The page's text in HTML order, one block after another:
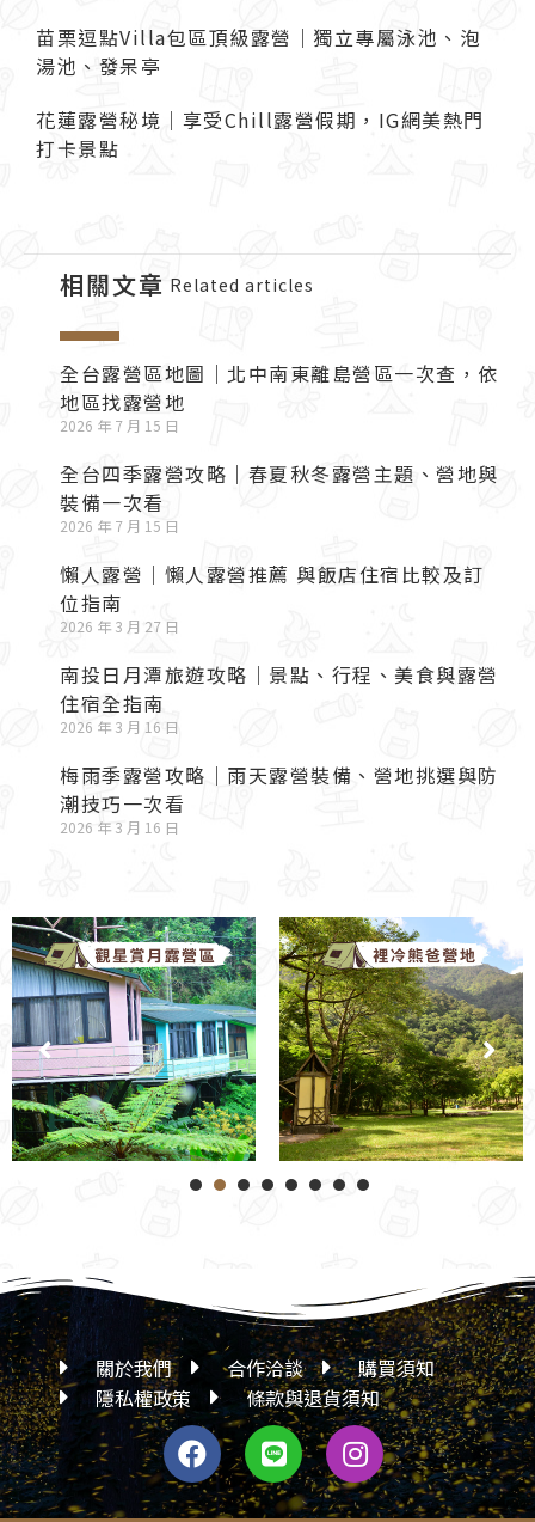
苗栗逗點Villa包區頂級露營｜獨立專屬泳池、泡
湯池、發呆亭
花蓮露營秘境｜享受Chill露營假期，IG網美熱門
打卡景點
相關文章 Related articles
全台露營區地圖｜北中南東離島營區一次查，依
地區找露營地
2026 年 7 月 15 日
全台四季露營攻略｜春夏秋冬露營主題、營地與
裝備一次看
2026 年 7 月 15 日
懶人露營｜懶人露營推薦 與飯店住宿比較及訂
位指南
2026 年 3 月 27 日
南投日月潭旅遊攻略｜景點、行程、美食與露營
住宿全指南
2026 年 3 月 16 日
梅雨季露營攻略｜雨天露營裝備、營地挑選與防
潮技巧一次看
2026 年 3 月 16 日
關於我們 合作洽談
購買須知
隱私權政策
條款與退貨須知